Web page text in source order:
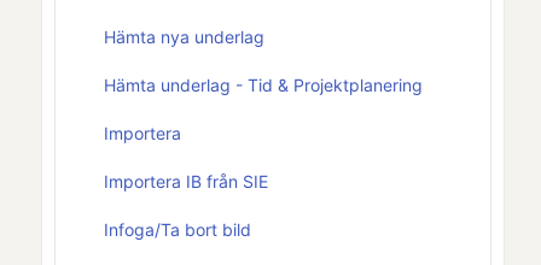
Hämta nya underlag
Hämta underlag - Tid & Projektplanering
Importera
Importera IB från SIE
Infoga/Ta bort bild